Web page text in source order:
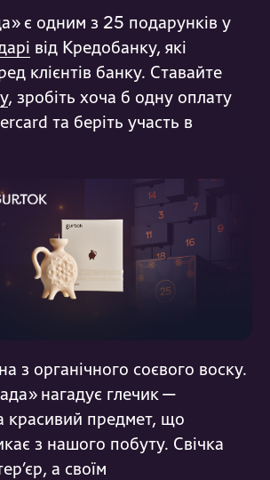
є одним з 25 подарунків у
від Кредобанку, які
клієнтів банку. Ставайте
, зробіть хоча б одну оплату
та беріть участь в
з органічного соєвого воску.
нагадує глечик —
красивий предмет, що
з нашого побуту. Свічка
а своїм